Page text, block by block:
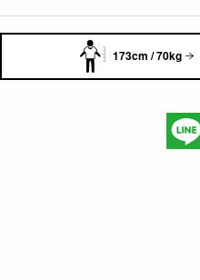
173cm / 70kg